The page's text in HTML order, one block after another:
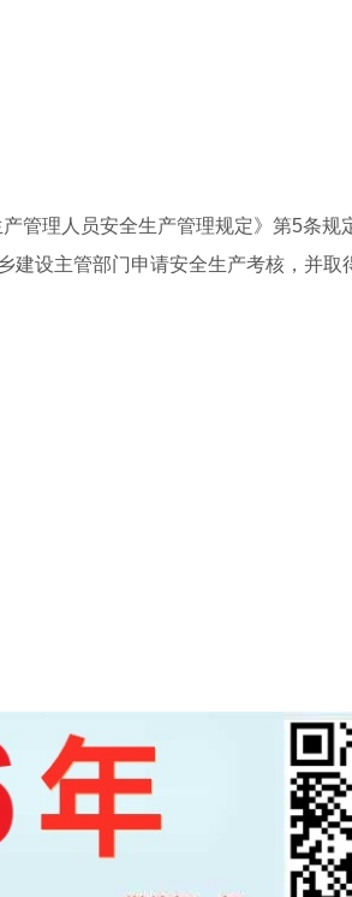
管理人员安全生产管理规定》第5条规
建设主管部门申请安全生产考核，并取